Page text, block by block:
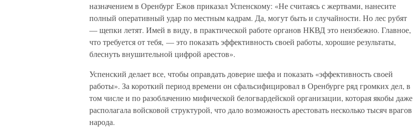
назначением в Оренбург Ежов приказал Успенскому: «Не считаясь с жертвами, нанесите
полный оперативный удар по местным кадрам. Да, могут быть и случайности. Но лес рубят
— щепки летят. Имей в виду, в практической работе органов НКВД это неизбежно. Главное,
что требуется от тебя, — это показать эффективность своей работы, хорошие результаты,
блеснуть внушительной цифрой арестов».
Успенский делает все, чтобы оправдать доверие шефа и показать «эффективность своей
работы». За короткий период времени он сфальсифицировал в Оренбурге ряд громких дел, в
том числе и по разоблачению мифической белогвардейской организации, которая якобы даже
располагала войсковой структурой, что дало возможность арестовать несколько тысяч врагов
народа.